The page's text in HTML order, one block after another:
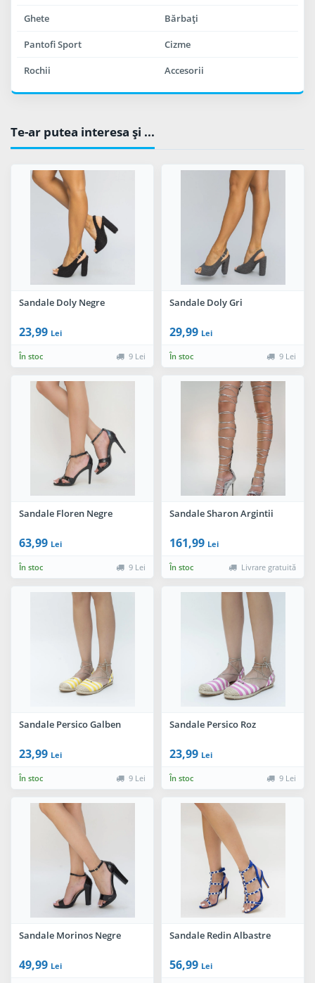
Ghete Bărbaţi
Pantofi Sport Cizme
Rochii Accesorii
Te-ar putea interesa şi ...
Sandale Doly Negre
23,99 Lei
În stoc 9 Lei
Sandale Doly Gri
29,99 Lei
În stoc 9 Lei
Sandale Floren Negre
63,99 Lei
În stoc 9 Lei
Sandale Sharon Argintii
161,99 Lei
În stoc Livrare gratuită
Sandale Persico Galben
23,99 Lei
În stoc 9 Lei
Sandale Persico Roz
23,99 Lei
În stoc 9 Lei
Sandale Morinos Negre
49,99 Lei
Sandale Redin Albastre
56,99 Lei